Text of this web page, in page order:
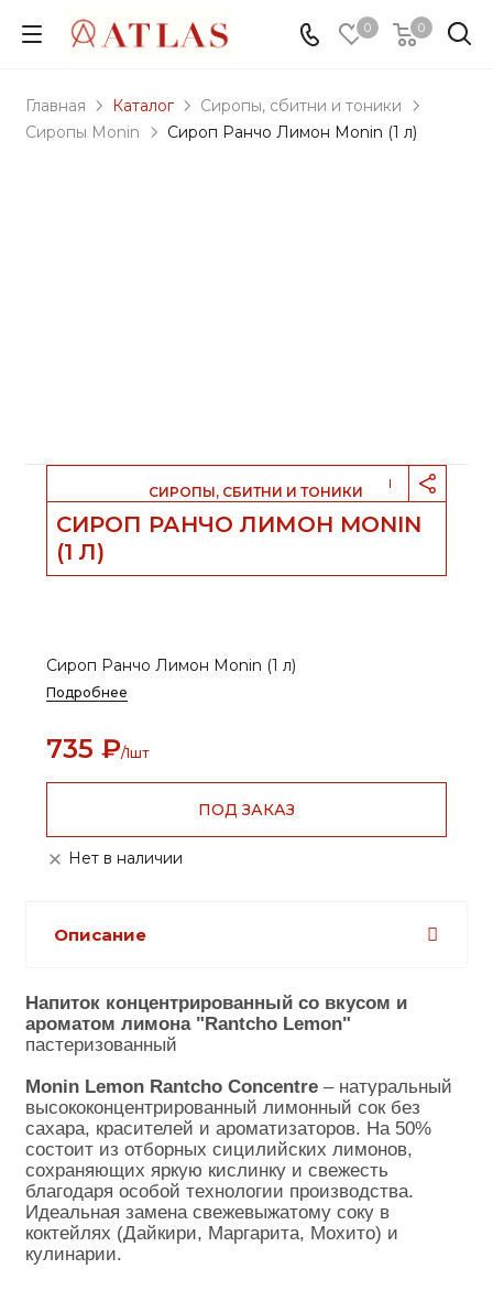
0 0
Главная Каталог
Сиропы, сбитни и тоники
Сиропы Monin
Сироп Ранчо Лимон Monin (1 л)
                            СИРОПЫ, СБИТНИ И ТОНИКИ
СИРОП РАНЧО ЛИМОН MONIN
(1 Л)
Сироп Ранчо Лимон Monin (1 л)
Подробнее
735 ₽/1шт
ПОД ЗАКАЗ
Нет в наличии
Описание
Напиток концентрированный со вкусом и
ароматом лимона "Rantcho Lemon"
пастеризованный
Monin Lemon Rantcho Concentre – натуральный
высококонцентрированный лимонный сок без
сахара, красителей и ароматизаторов. На 50%
состоит из отборных сицилийских лимонов,
сохраняющих яркую кислинку и свежесть
благодаря особой технологии производства.
Идеальная замена свежевыжатому соку в
коктейлях (Дайкири, Маргарита, Мохито) и
кулинарии.